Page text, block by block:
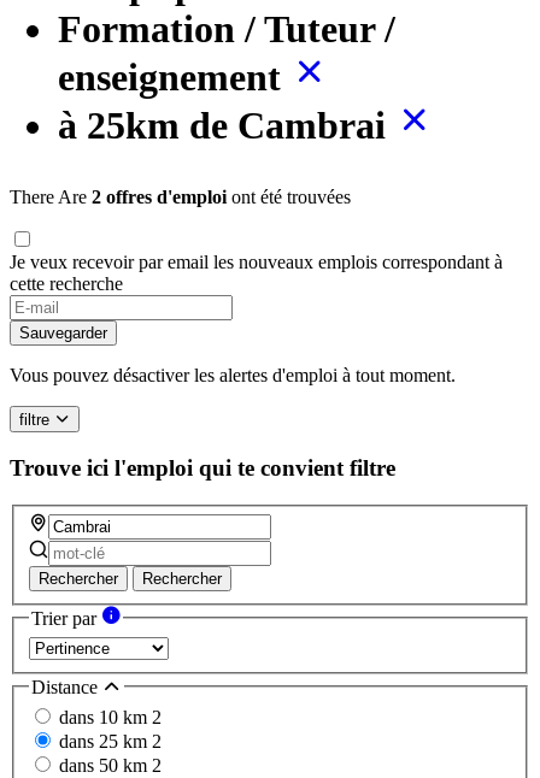
Formation / Tuteur /
enseignement
à 25km de Cambrai
There Are 2 offres d'emploi ont été trouvées
Je veux recevoir par email les nouveaux emplois correspondant à
cette recherche
Sauvegarder
Vous pouvez désactiver les alertes d'emploi à tout moment.
filtre
Trouve ici l'emploi qui te convient filtre
Rechercher Rechercher
Trier par
Distance
dans 10 km 2
dans 25 km 2
dans 50 km 2